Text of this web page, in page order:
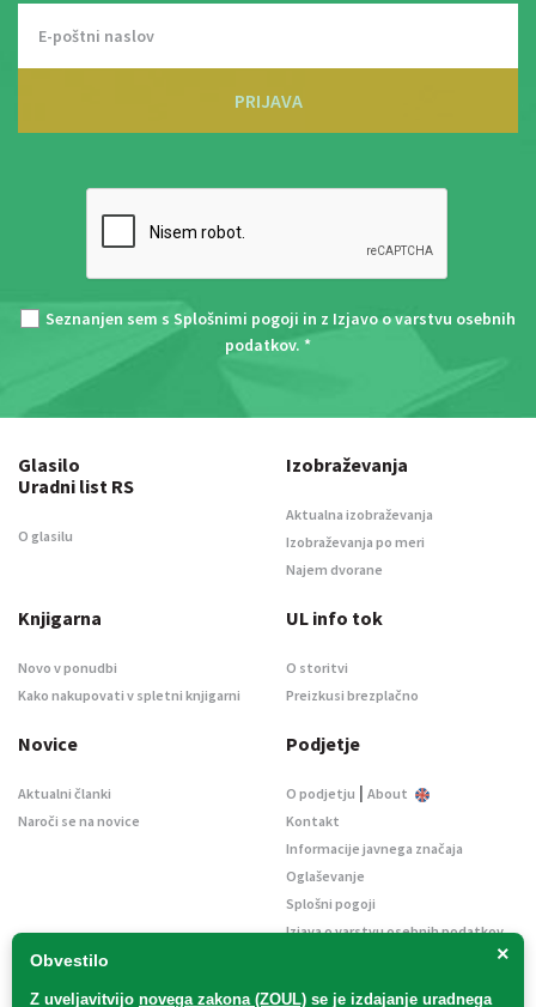
PRIJAVA
Seznanjen sem s Splošnimi pogoji in z Izjavo o varstvu osebnih
podatkov. *
×
Obvestilo
Z uveljavitvijo novega zakona (ZOUL) se je izdajanje uradnega
Glasilo
Uradni list RS
O glasilu
Izobraževanja
Aktualna izobraževanja
Izobraževanja po meri
Najem dvorane
Knjigarna
Novo v ponudbi
Kako nakupovati v spletni knjigarni
UL info tok
O storitvi
Preizkusi brezplačno
Novice
Aktualni članki
Naroči se na novice
Podjetje
O podjetju | About
Kontakt
Informacije javnega značaja
Oglaševanje
Splošni pogoji
Izjava o varstvu osebnih podatkov